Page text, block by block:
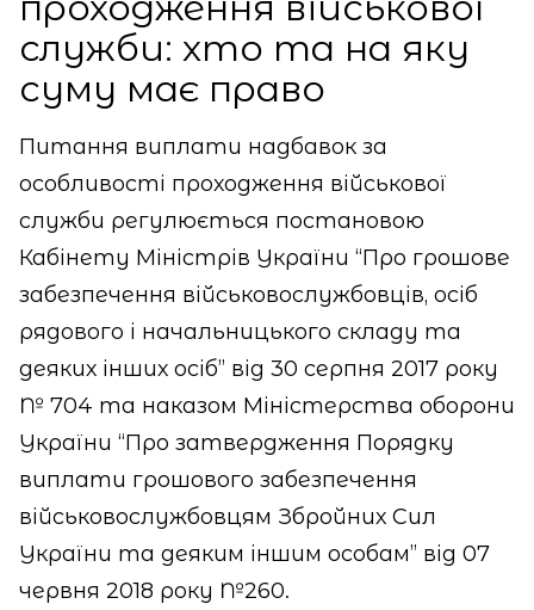
служби: хто та на яку
суму має право
Питання виплати надбавок за
особливості проходження військової
служби регулюється постановою
Кабінету Міністрів України “Про грошове
забезпечення військовослужбовців, осіб
рядового і начальницького складу та
деяких інших осіб” від 30 серпня 2017 року
№ 704 та наказом Міністерства оборони
України “Про затвердження Порядку
виплати грошового забезпечення
військовослужбовцям Збройних Сил
України та деяким іншим особам” від 07
червня 2018 року №260.